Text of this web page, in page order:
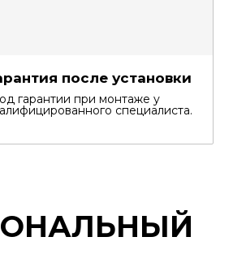
после установки
гарантии при монтаже у
специалиста.